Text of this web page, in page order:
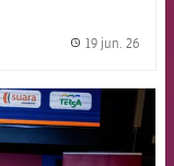
19 jun. 26
badge